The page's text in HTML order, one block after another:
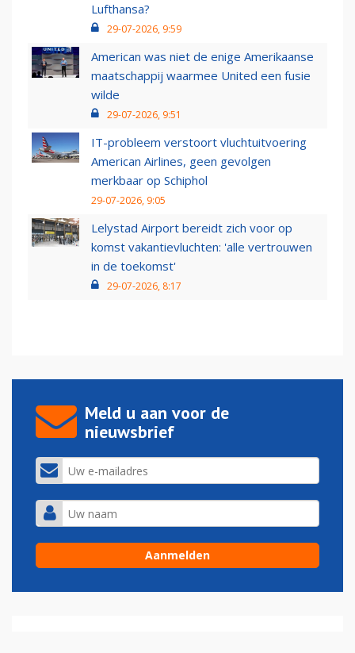
Lufthansa?
29-07-2026, 9:59
American was niet de enige Amerikaanse
maatschappij waarmee United een fusie
wilde
29-07-2026, 9:51
IT-probleem verstoort vluchtuitvoering
American Airlines, geen gevolgen
merkbaar op Schiphol
29-07-2026, 9:05
Lelystad Airport bereidt zich voor op
komst vakantievluchten: 'alle vertrouwen
in de toekomst'
29-07-2026, 8:17
Meld u aan voor de
nieuwsbrief